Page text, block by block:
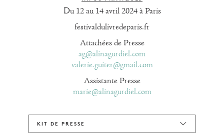
Du 12 au 14 avril 2024 à Paris
festivaldulivredeparis.fr
Attachées de Presse
ag@alinagurdiel.com
valerie.guiter@gmail.com
Assistante Presse
marie@alinagurdiel.com
KIT DE PRESSE